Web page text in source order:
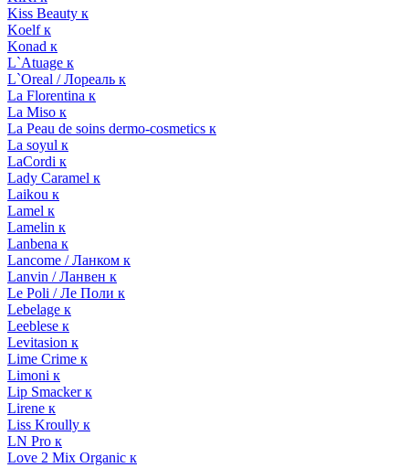
Kiss Beauty к
Koelf к
Konad к
L`Atuage к
L`Oreal / Лореаль к
La Florentina к
La Miso к
La Peau de soins dermo-cosmetics к
La soyul к
LaCordi к
Lady Caramel к
Laikou к
Lamel к
Lamelin к
Lanbena к
Lancome / Ланком к
Lanvin / Ланвен к
Le Poli / Ле Поли к
Lebelage к
Leeblese к
Levitasion к
Lime Crime к
Limoni к
Lip Smacker к
Lirene к
Liss Kroully к
LN Pro к
Love 2 Mix Organic к